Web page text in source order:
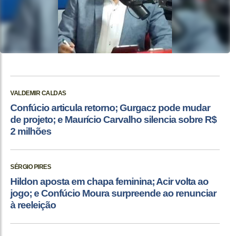
VALDEMIR CALDAS
Confúcio articula retorno; Gurgacz pode mudar
de projeto; e Maurício Carvalho silencia sobre R$
2 milhões
SÉRGIO PIRES
Hildon aposta em chapa feminina; Acir volta ao
jogo; e Confúcio Moura surpreende ao renunciar
à reeleição